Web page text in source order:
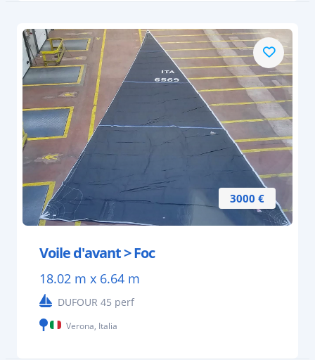
3000 €
Voile d'avant > Foc
18.02 m x 6.64 m
DUFOUR 45 perf
Verona, Italia